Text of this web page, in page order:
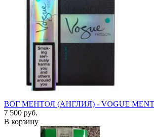
ВОГ МЕНТОЛ (АНГЛИЯ) - VOGUE
7 500 руб.
В корзину